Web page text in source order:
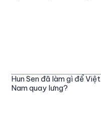
Hun Sen đã làm gì để Việt
Nam quay lưng?